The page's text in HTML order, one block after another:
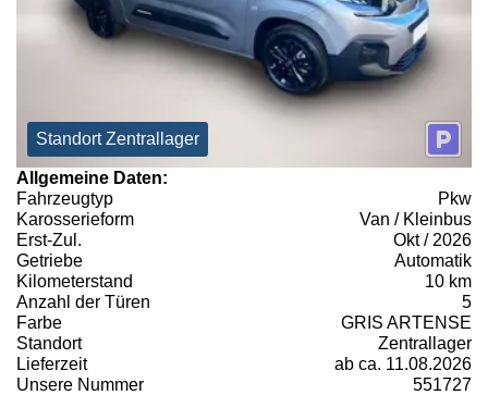
Standort Zentrallager
Allgemeine Daten:
Fahrzeugtyp
Pkw
Karosserieform
Van / Kleinbus
Erst-Zul.
Okt / 2026
Getriebe
Automatik
Kilometerstand
10 km
Anzahl der Türen
5
Farbe
GRIS ARTENSE
Standort
Zentrallager
Lieferzeit
ab ca. 11.08.2026
Unsere Nummer
551727